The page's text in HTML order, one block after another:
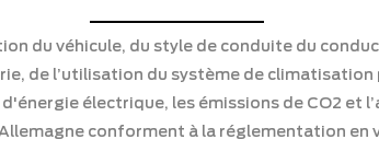
du véhicule, du style de conduite du
de l’utilisation du système de
électrique, les émissions de CO2 et
conforment à la réglementation en